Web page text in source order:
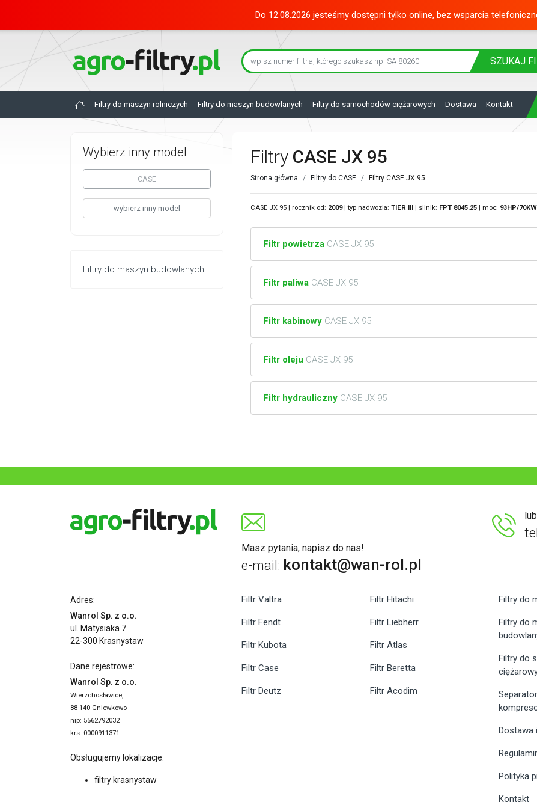
Do 12.08.2026 jesteśmy dostępni tylko online, bez wsparcia
SZUKAJ
Filtry do maszyn rolniczych Filtry do maszyn budowlanych Filtry do samochodów ciężarowych Dostawa Kontakt
Wybierz inny model
CASE
wybierz inny model
Filtry do maszyn budowlanych
Filtry CASE JX 95
Strona główna Filtry do CASE Filtry CASE JX 95
CASE JX 95 | rocznik od: 2009| typ nadwozia: TIER III | silnik: FPT 8045.25 | moc: 93HP/70KW
Filtr powietrza CASE JX 95
Filtr paliwa CASE JX 95
Filtr kabinowy CASE JX 95
Filtr oleju CASE JX 95
Filtr hydrauliczny CASE JX 95
Masz pytania, napisz do nas!
e-mail: kontakt@wan-rol.pl
Adres:
Wanrol Sp. z o.o.
ul. Matysiaka 7
22-300 Krasnystaw
Dane rejestrowe:
Wanrol Sp. z o.o.
Wierzchosławice,
88-140 Gniewkowo
nip: 5562792032
krs: 0000911371
Obsługujemy lokalizacje:
filtry krasnystaw
Filtr Valtra
Filtr Fendt
Filtr Kubota
Filtr Case
Filtr Deutz
Filtr Hitachi
Filtr Liebherr
Filtr Atlas
Filtr Beretta
Filtr Acodim
Filtry do
Filtry do
Filtry do
Dostawa
Polityka
Kontakt